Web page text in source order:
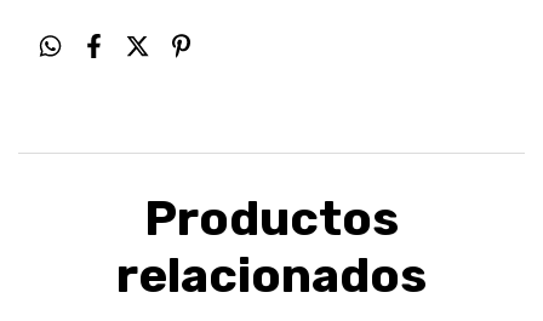
Productos
relacionados